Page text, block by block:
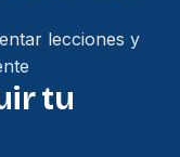
lecciones y
tu